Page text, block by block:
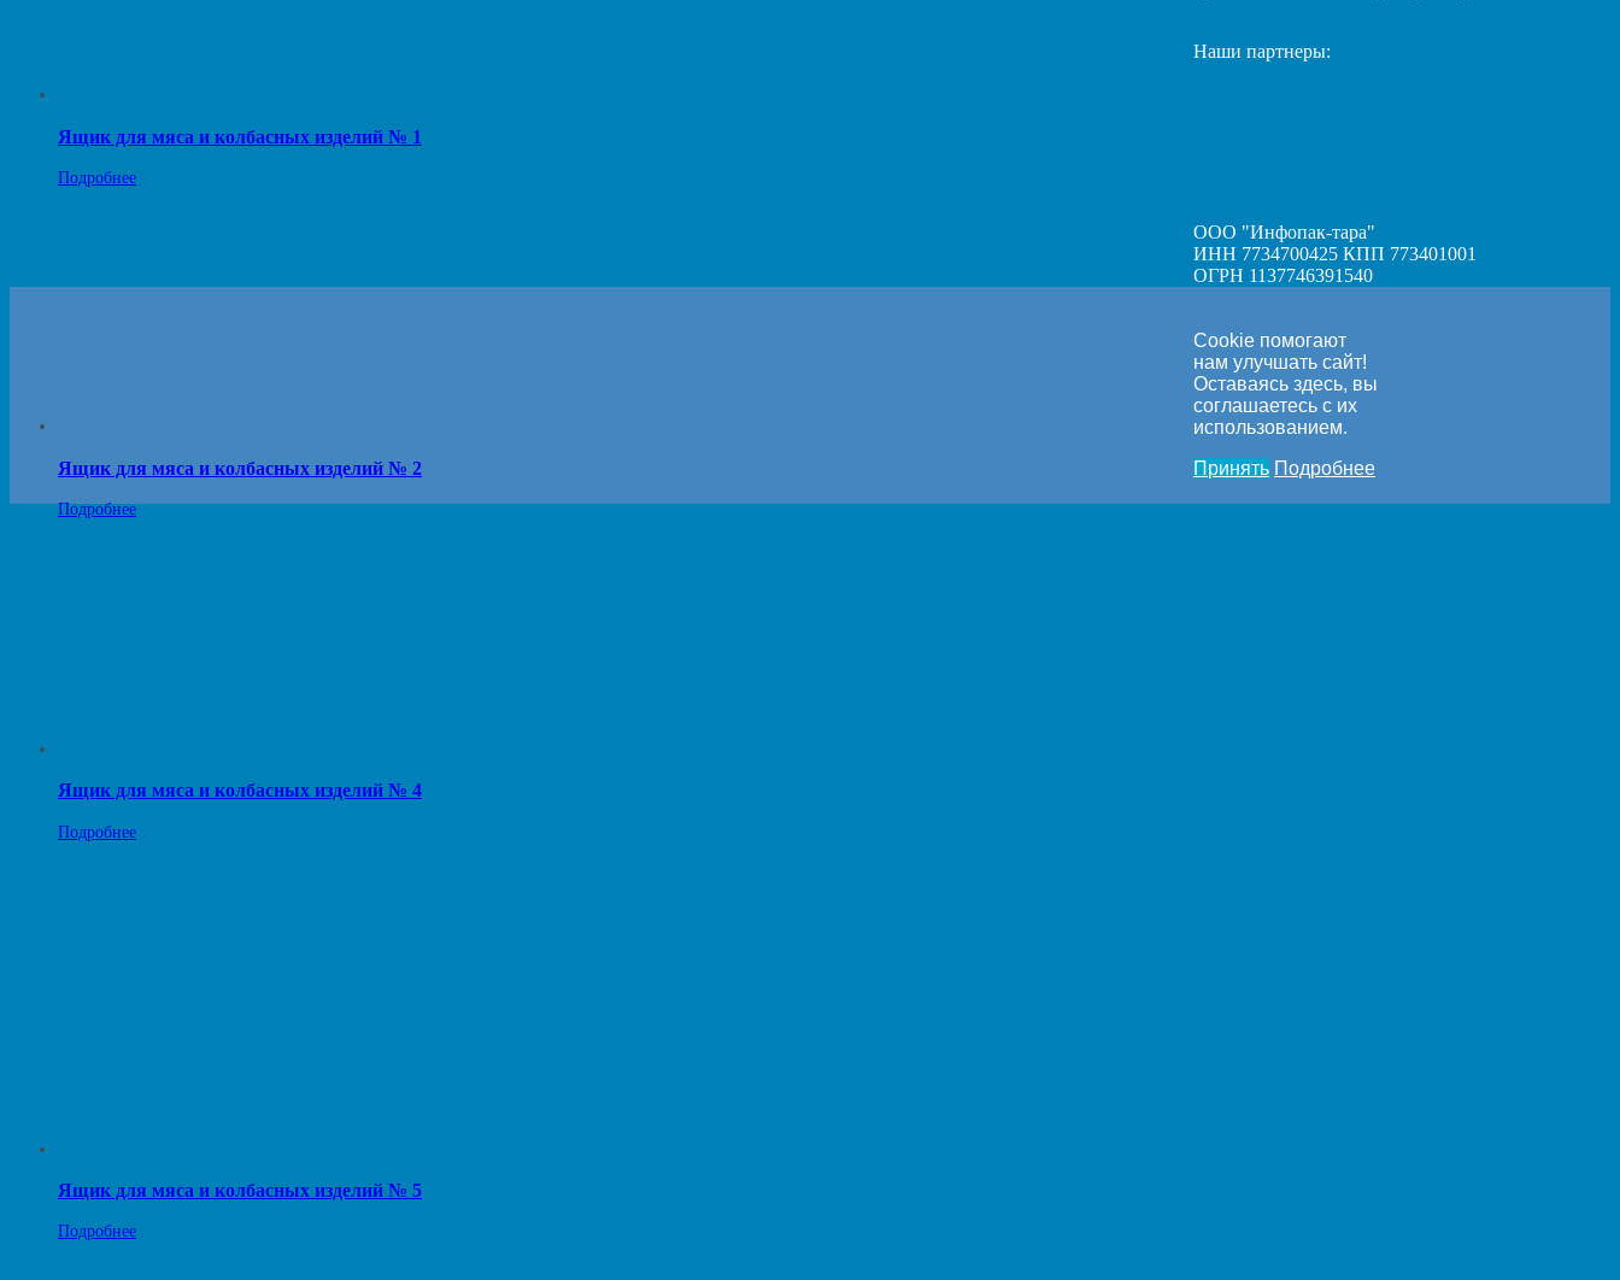
Ящик для мяса и колбасных изделий № 1
Подробнее
Ящик для мяса и колбасных изделий № 2
Подробнее
Ящик для мяса и колбасных изделий № 4
Подробнее
Ящик для мяса и колбасных изделий № 5
Подробнее
Наши партнеры:
ООО "Инфопак-тара"
ИНН 7734700425 КПП 773401001
ОГРН 1137746391540
Cookie помогают
нам улучшать сайт!
Оставаясь здесь, вы
соглашаетесь с их
использованием.
Принять Подробнее